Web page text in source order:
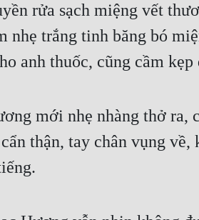
rửa sạch miệng vết
nhẹ trắng tinh băng bó
anh thuốc, cũng cầm kẹp
mới nhẹ nhàng thở
thận, tay chân vụng